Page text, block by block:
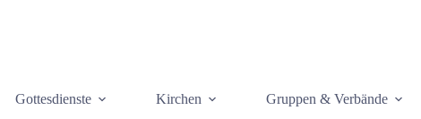
Gottesdienste Kirchen Gruppen & Verbände